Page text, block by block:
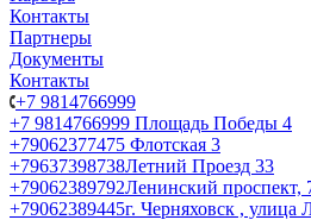
Контакты
Партнеры
Документы
Контакты
+7 9814766999
+7 9814766999 Площадь Победы 4
+79062377475 Флотская 3
+79637398738Летний Проезд 33
+79062389792Ленинский проспект,
+79062389445г. Черняховск , улица